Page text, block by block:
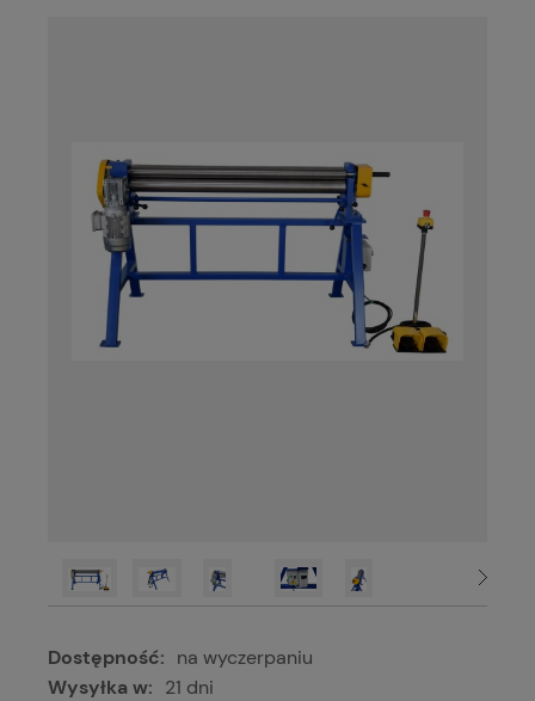
Dostępność: na wyczerpaniu
Wysyłka w: 21 dni